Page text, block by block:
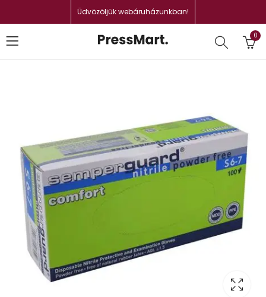
Üdvözöljük webáruházunkban!
0